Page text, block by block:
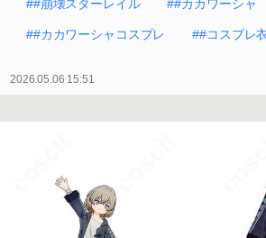
##崩壊スターレイル
##カカワーシャ
##カカワーシャコスプレ ##コスプレ
2026.05.06 15:51